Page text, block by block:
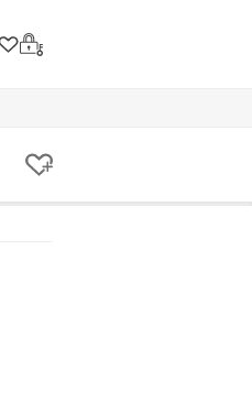
クリップリスト
ログイン
クリップする